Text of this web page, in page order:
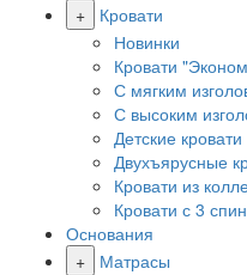
+
Кровати
Новинки
Кровати
С мягким
С высоким
Детские кровати
Двухъярусные
Кровати из
Кровати с 3
Основания
+
Матрасы